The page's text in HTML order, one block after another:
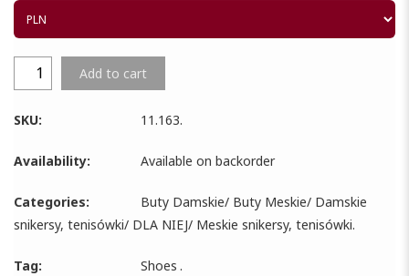
Add to cart
SKU: 11.163.
Availability: Available on backorder
Categories: Buty Damskie/ Buty Meskie/ Damskie
snikersy, tenisówki/ DLA NIEJ/ Meskie snikersy, tenisówki.
Tag: Shoes .